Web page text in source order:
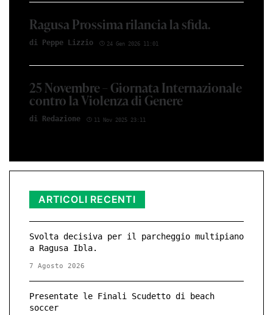
Ragusa Prossima rilancia la sfida.
di Peppe Li­z­zio 24 Gen 2026 11:01
25 Novembre – Giornata Internazionale
contro la Violenza di Genere
di Red­azio­ne 11 Nov 2025 23:11
ARTICOLI RECENTI
Svolta decisiva per il parcheggio multipiano
a Ragusa Ibla.
7 Agosto 2026
Presentate le Finali Scudetto di beach
soccer